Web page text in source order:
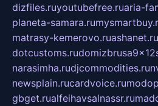
dizfiles.ruyoutubefree.ruaria-
planeta-samara.ru
matrasy-kemerovo.ruashanet.ru
dotcustoms.ru
narasimha.rudjcommodities.ru
newsplain.rucardvoice.ru
gbget.rualfeihavsalnassr.ru